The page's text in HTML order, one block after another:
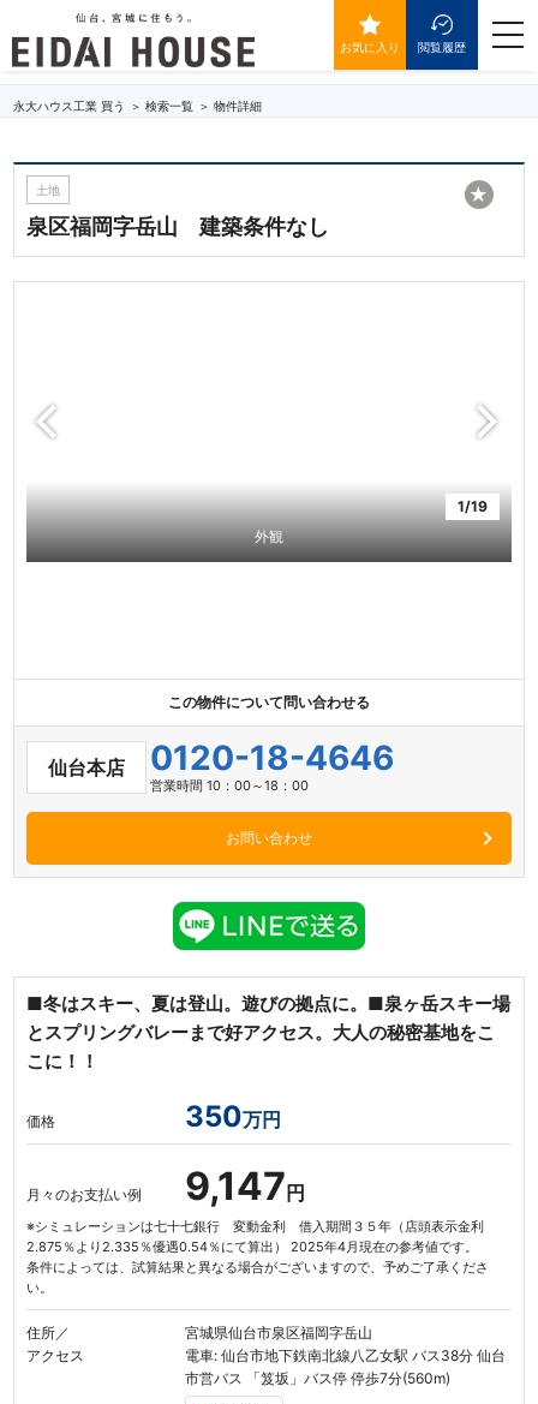
お気に入り 閲覧履歴
永大ハウス工業 買う 検索一覧 物件詳細
土地
泉区福岡字岳山 建築条件なし
★
外観
1/19
この物件について問い合わせる
仙台本店 0120-18-4646
営業時間 10：00～18：00
お問い合わせ
■冬はスキー、夏は登山。遊びの拠点に。■泉ヶ岳スキー場
とスプリングバレーまで好アクセス。大人の秘密基地をこ
こに！！
価格 350万円
月々のお支払い例 9,147 円
※シミュレーションは七十七銀行 変動金利 借入期間３５年（店頭表示金利
2.875％より2.335％優遇0.54％にて算出） 2025年4月現在の参考値です。
条件によっては、試算結果と異なる場合がございますので、予めご了承くださ
い。
住所／
アクセス
宮城県仙台市泉区福岡字岳山
電車: 仙台市地下鉄南北線八乙女駅 バス38分 仙台
市営バス
「笈坂」バス停 停歩7分(560m)